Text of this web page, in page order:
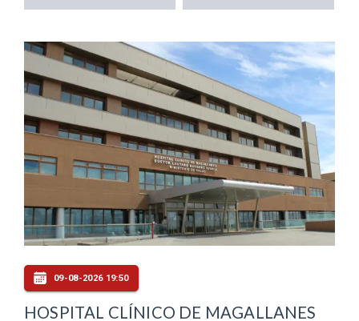
09-08-2026 19:50
HOSPITAL CLÍNICO DE MAGALLANES